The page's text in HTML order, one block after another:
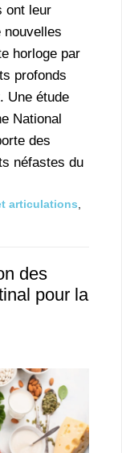
ont leur
nouvelles
horloge par
profonds
Une étude
National
des
néfastes du
articulations
des
pour la